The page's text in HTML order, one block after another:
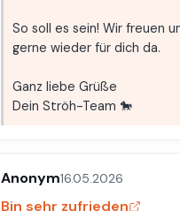
So soll es sein! Wir freuen
gerne wieder für dich da.
Ganz liebe Grüße
Dein Ströh-Team 🐎
Anonym16.05.2026
Bin sehr zufrieden